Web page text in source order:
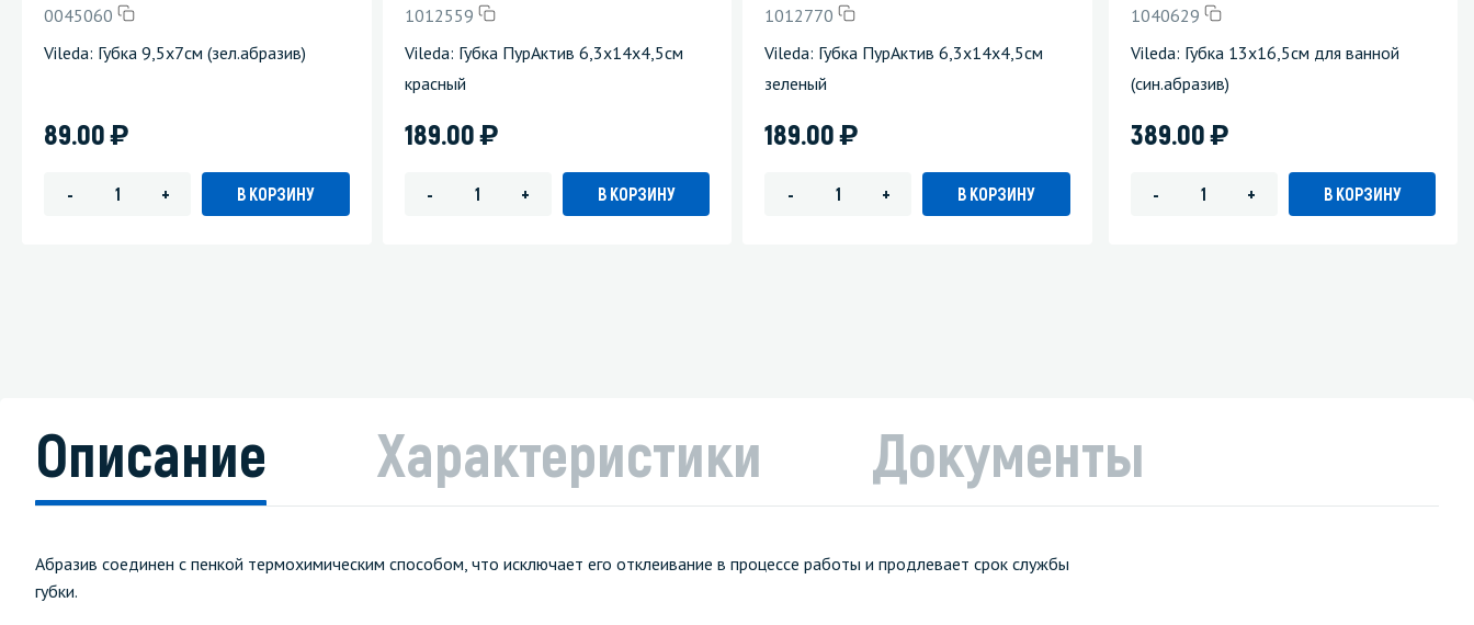
0045060
Vileda: Губка 9,5х7см (зел.абразив)
89.00)
- + В КОРЗИНУ
1012559
Vileda: Губка ПурАктив 6,3х14х4,5см
красный
189.00)
- + В КОРЗИНУ
1012770
Vileda: Губка ПурАктив 6,3х14х4,5см
зеленый
189.00)
- + В КОРЗИНУ
1040629
Vileda: Губка 13х16,5см для ванной
(син.абразив)
389.00)
- + В КОРЗИНУ
Описание Характеристики Документы
Абразив соединен с пенкой термохимическим способом, что исключает его отклеивание в процессе работы и продлевает срок службы
губки.